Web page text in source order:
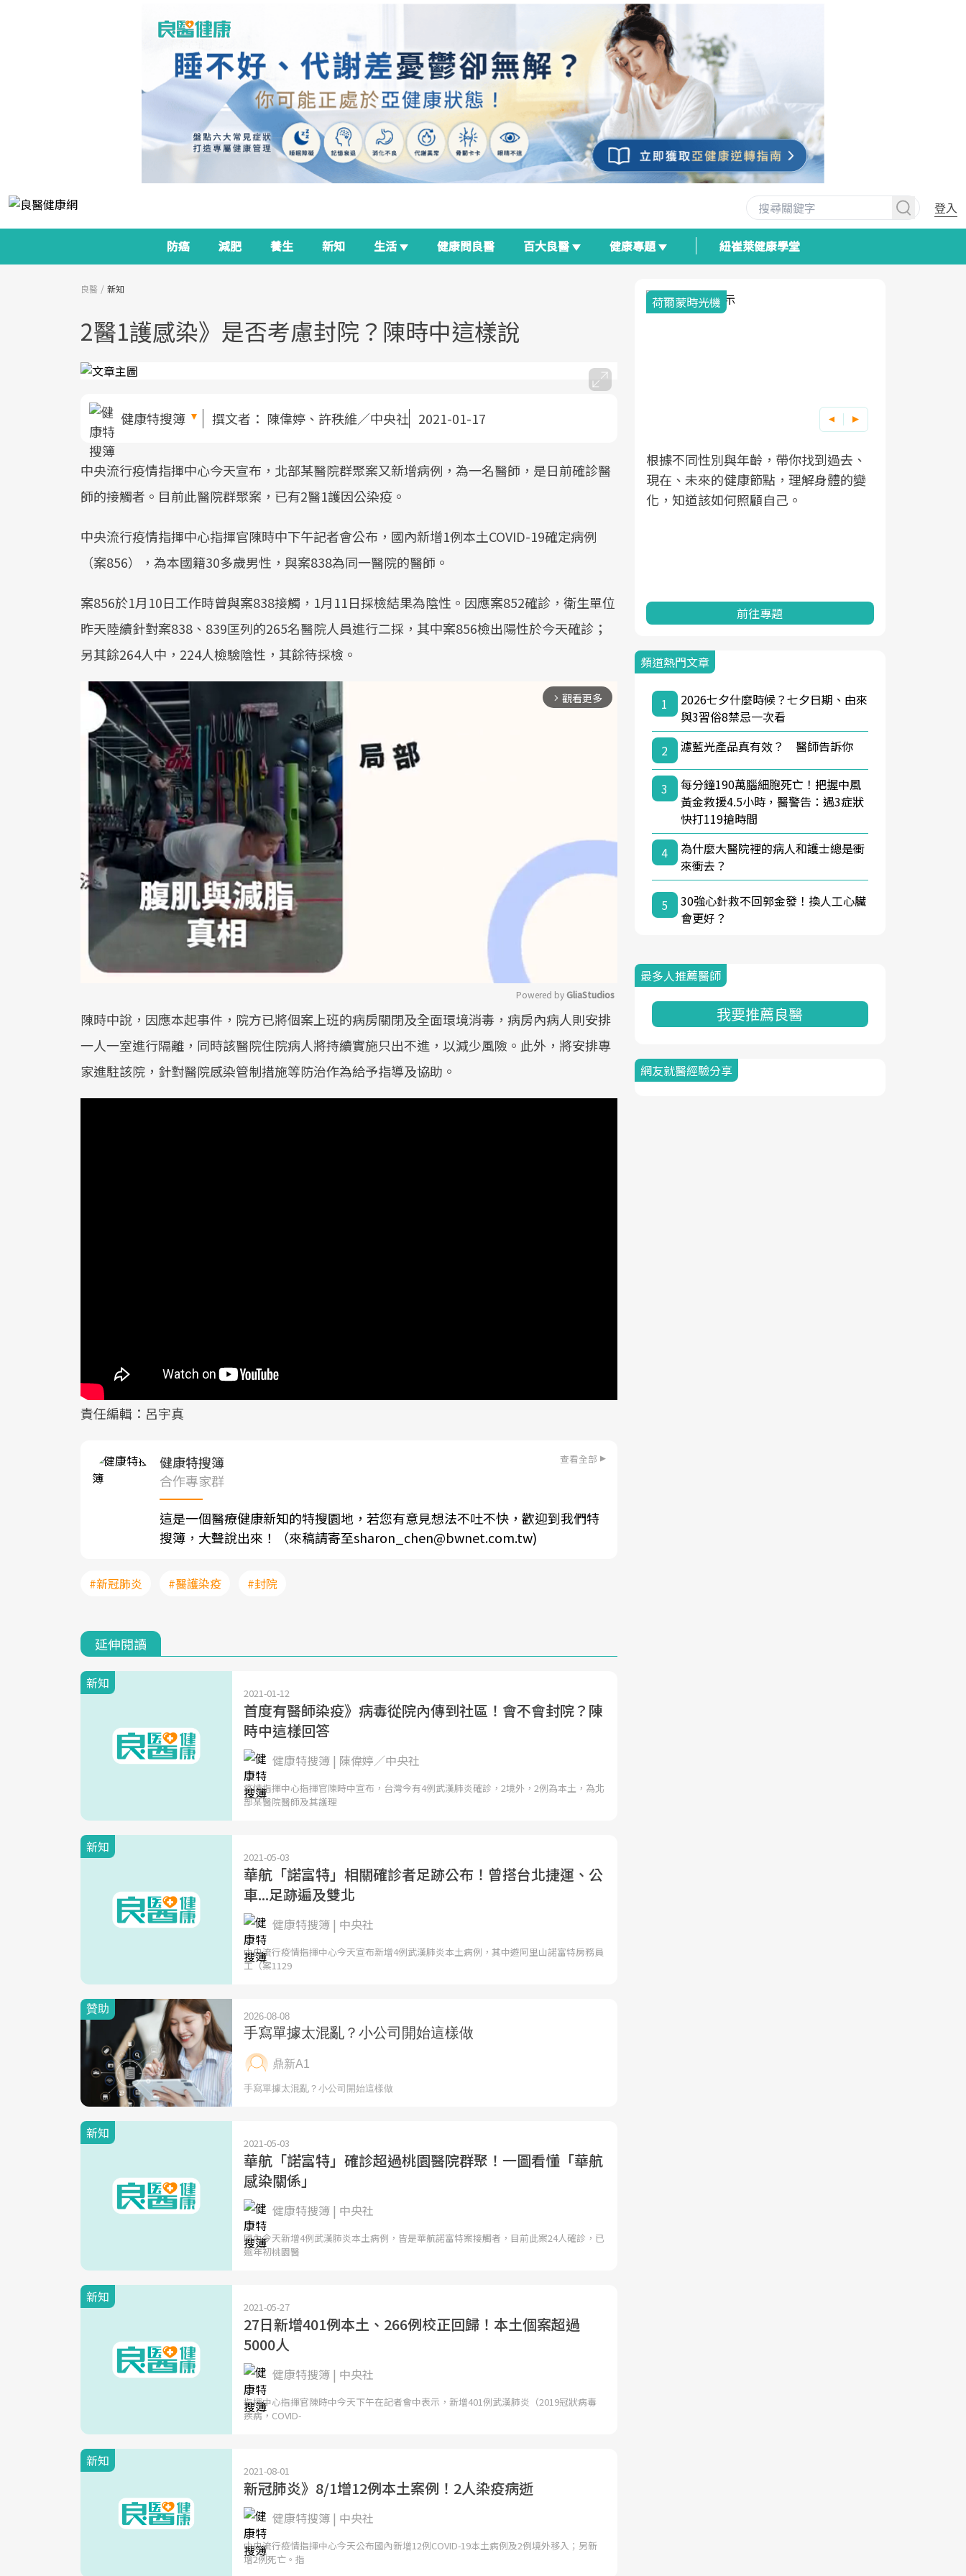
登入
防癌 減肥 養生 新知 生活 健康問良醫 百大良醫 健康專題 紐崔萊健康學堂
良醫 新知
2醫1護感染》是否考慮封院？陳時中這樣說
健康特搜簿 撰文者： 陳偉婷、許秩維／中央社 2021-01-17
中央流行疫情指揮中心今天宣布，北部某醫院群聚案又新增病例，為一名醫師，是日前確診醫
師的接觸者。目前此醫院群聚案，已有2醫1護因公染疫。
中央流行疫情指揮中心指揮官陳時中下午記者會公布，國內新增1例本土COVID-19確定病例
（案856），為本國籍30多歲男性，與案838為同一醫院的醫師。
案856於1月10日工作時曾與案838接觸，1月11日採檢結果為陰性。因應案852確診，衛生單位
昨天陸續針對案838、839匡列的265名醫院人員進行二採，其中案856檢出陽性於今天確診；
另其餘264人中，224人檢驗陰性，其餘待採檢。
arrow_forward_ios 觀看更多
Mute
Powered by GliaStudios
陳時中說，因應本起事件，院方已將個案上班的病房關閉及全面環境消毒，病房內病人則安排
一人一室進行隔離，同時該醫院住院病人將持續實施只出不進，以減少風險。此外，將安排專
家進駐該院，針對醫院感染管制措施等防治作為給予指導及協助。
責任編輯：呂宇真
健康特搜簿 查看全部
合作專家群
這是一個醫療健康新知的特搜園地，若您有意見想法不吐不快，歡迎到我們特
搜簿，大聲說出來！（來稿請寄至sharon_chen@bwnet.com.tw)
#新冠肺炎 #醫護染疫 #封院
延伸閱讀
新知
2021-01-12
首度有醫師染疫》病毒從院內傳到社區！會不會封院？陳
時中這樣回答
健康特搜簿 | 陳偉婷／中央社
疫情指揮中心指揮官陳時中宣布，台灣今有4例武漢肺炎確診，2境外，2例為本土，為北
部某醫院醫師及其護理
新知
2021-05-03
華航「諾富特」相關確診者足跡公布！曾搭台北捷運、公
車...足跡遍及雙北
健康特搜簿 | 中央社
中央流行疫情指揮中心今天宣布新增4例武漢肺炎本土病例，其中遊阿里山諾富特房務員
工（案1129
新知
2021-05-03
華航「諾富特」確診超過桃園醫院群聚！一圖看懂「華航
感染關係」
健康特搜簿 | 中央社
國內今天新增4例武漢肺炎本土病例，皆是華航諾富特案接觸者，目前此案24人確診，已
逾年初桃園醫
新知
2021-05-27
27日新增401例本土、266例校正回歸！本土個案超過
5000人
健康特搜簿 | 中央社
指揮中心指揮官陳時中今天下午在記者會中表示，新增401例武漢肺炎（2019冠狀病毒
疾病，COVID-
新知
2021-08-01
新冠肺炎》8/1增12例本土案例！2人染疫病逝
健康特搜簿 | 中央社
中央流行疫情指揮中心今天公布國內新增12例COVID-19本土病例及2例境外移入；另新
增2例死亡。指
邁向「健康照護」的新時代。隨著國家
政策如「健康台灣推動委員會」與「長
關注的核心議題。然而，健檢不只是醫
療院所的服務，更是民眾了解自身健康
前往專題
健康新生活」，從講座、體驗到運動，
全面啟動你的健康革命！
前往專題
發，透過醫學觀點與日常感受的對話，
建立對亞健康的認知，進而引導實際的
前往專題
荷爾蒙時光機
根據不同性別與年齡，帶你找到過去、
現在、未來的健康節點，理解身體的變
化，知道該如何照顧自己。
前往專題
頻道熱門文章
1
2026七夕什麼時候？七夕日期、由來
與3習俗8禁忌一次看
2
濾藍光產品真有效？ 醫師告訴你
3
每分鐘190萬腦細胞死亡！把握中風
黃金救援4.5小時，醫警告：遇3症狀
快打119搶時間
4
為什麼大醫院裡的病人和護士總是衝
來衝去？
5
30強心針救不回郭金發！換人工心臟
會更好？
最多人推薦醫師
我要推薦良醫
網友就醫經驗分享